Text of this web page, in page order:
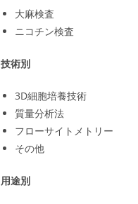
大麻検査
ニコチン検査
技術別
3D細胞培養技術
質量分析法
フローサイトメトリー
その他
用途別